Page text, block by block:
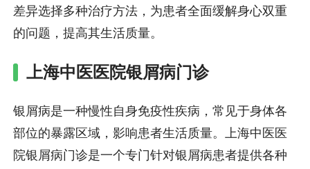
差异选择多种治疗方法，为患者全面缓解身心双重
的问题，提高其生活质量。
上海中医医院银屑病门诊
银屑病是一种慢性自身免疫性疾病，常见于身体各
部位的暴露区域，影响患者生活质量。上海中医医
院银屑病门诊是一个专门针对银屑病患者提供各种